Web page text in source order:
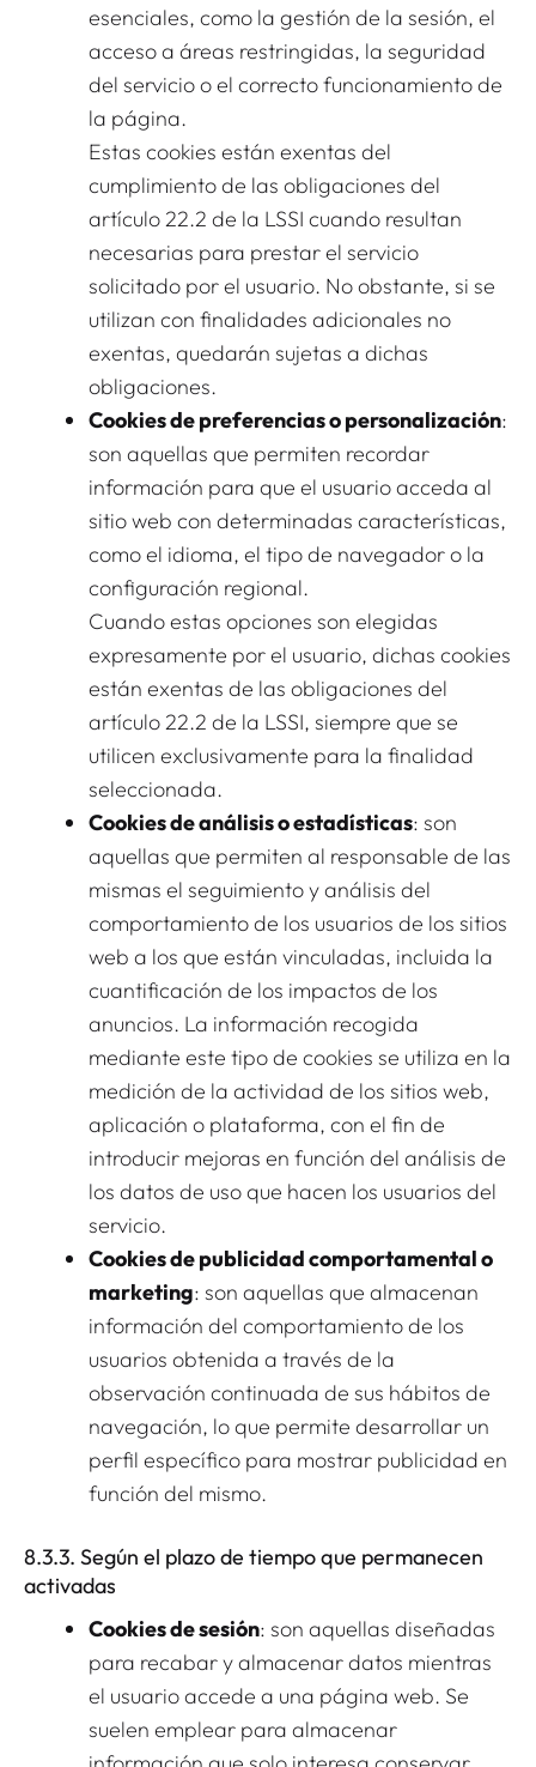
esenciales, como la gestión de la sesión, el
acceso a áreas restringidas, la seguridad
del servicio o el correcto funcionamiento de
la página.
Estas cookies están exentas del
cumplimiento de las obligaciones del
artículo 22.2 de la LSSI cuando resultan
necesarias para prestar el servicio
solicitado por el usuario. No obstante, si se
utilizan con finalidades adicionales no
exentas, quedarán sujetas a dichas
obligaciones.
Cookies de preferencias o personalización:
son aquellas que permiten recordar
información para que el usuario acceda al
sitio web con determinadas características,
como el idioma, el tipo de navegador o la
configuración regional.
Cuando estas opciones son elegidas
expresamente por el usuario, dichas cookies
están exentas de las obligaciones del
artículo 22.2 de la LSSI, siempre que se
utilicen exclusivamente para la finalidad
seleccionada.
Cookies de análisis o estadísticas: son
aquellas que permiten al responsable de las
mismas el seguimiento y análisis del
comportamiento de los usuarios de los sitios
web a los que están vinculadas, incluida la
cuantificación de los impactos de los
anuncios. La información recogida
mediante este tipo de cookies se utiliza en la
medición de la actividad de los sitios web,
aplicación o plataforma, con el fin de
introducir mejoras en función del análisis de
los datos de uso que hacen los usuarios del
servicio.
Cookies de publicidad comportamental o
marketing: son aquellas que almacenan
información del comportamiento de los
usuarios obtenida a través de la
observación continuada de sus hábitos de
navegación, lo que permite desarrollar un
perfil específico para mostrar publicidad en
función del mismo.
8.3.3. Según el plazo de tiempo que permanecen
activadas
Cookies de sesión: son aquellas diseñadas
para recabar y almacenar datos mientras
el usuario accede a una página web. Se
suelen emplear para almacenar